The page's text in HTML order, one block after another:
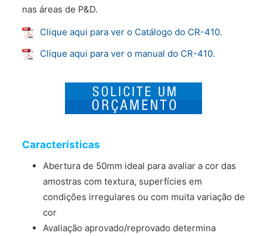
nas áreas de P&D.
Clique aqui para ver o Catálogo do CR-410.
Clique aqui para ver o manual do CR-410.
Características
Abertura de 50mm ideal para avaliar a cor das
amostras com textura, superfícies em
condições irregulares ou com muita variação de
cor
Avaliação aprovado/reprovado determina